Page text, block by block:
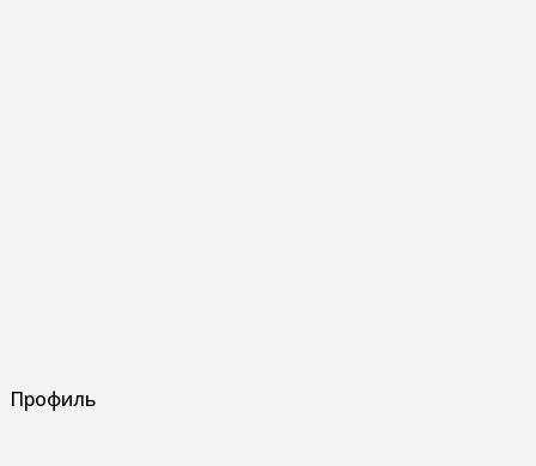
Профиль